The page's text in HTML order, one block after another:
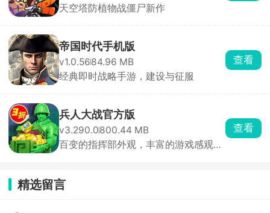
天空塔防植物战僵尸新作
帝国时代手机版
v1.0.5684.96 MB
经典即时战略手游，建设与征服
查看
兵人大战官方版
v3.290.0800.44 MB
百变的指挥部外观，丰富的游戏感观不
查看
精选留言